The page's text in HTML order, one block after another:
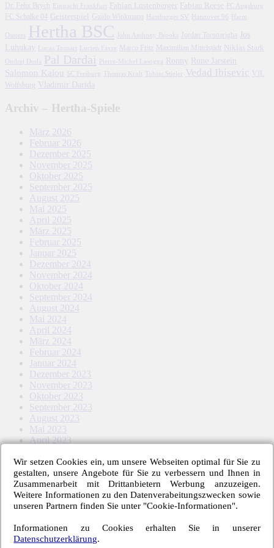
Dr. Felix Brych
Fabian Lustenberger Fabian Reese
FC Schalke 04 Geisterspiel Guido Winkmann Hamburger SV
Hertha BSC Jordan Torunarigha
Jos
Luhukay
Marco Fritz Maximilian Mittelstädt Niklas Stark
Pal Dardai Pierre-Michel Lasogga Ronny Rune Jarstein
Salomon Kalou SC Freiburg Tobias Stieler Vedad Ibisevic
VfL
Wolfsburg Vladimir Darida
Archiv – Hertha-Spiele
März 2026
Februar 2026
Dezember 2025
November 2025
Oktober 2025
September 2025
August 2025
Mai 2025
April 2025
März 2025
Februar 2025
Januar 2025
Dezember 2024
November 2024
Oktober 2024
September 2024
August 2024
Mai 2024
April 2024
März 2024
Februar 2024
Januar 2024
Dezember 2023
November 2023
Oktober 2023
September 2023
August 2023
Mai 2023
April 2023
Februar 2023
Januar 2023
November 2022
Oktober 2022
September 2022
Mai 2022
April 2022
Wir setzen Cookies ein, um unsere Webseiten optimal für Sie zu
gestalten, unsere Angebote für Sie zu verbessern und Ihnen in
Zusammenarbeit mit Drittanbietern Werbung anzuzeigen.
Weitere Informationen zu den Datenverabeitungszwecken sowie
unseren Partnern finden Sie unter "Cookie-Informationen".
Informationen zu Cookies erhalten Sie in unserer
Datenschutzerklärung.